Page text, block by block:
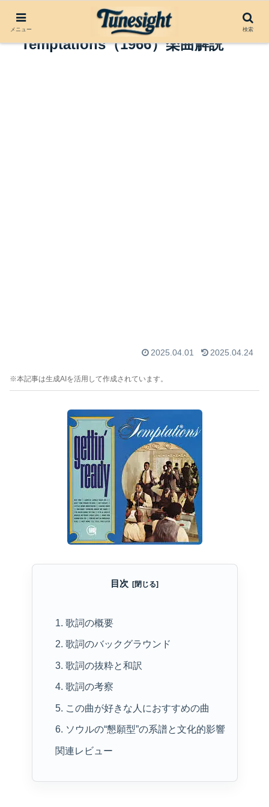
Ain’t Too Proud to Beg by The
Temptations（1966）楽曲解説
2025.04.01 2025.04.24
※本記事は生成AIを活用して作成されています。
目次
1. 歌詞の概要
2. 歌詞のバックグラウンド
3. 歌詞の抜粋と和訳
4. 歌詞の考察
5. この曲が好きな人におすすめの曲
6. ソウルの“懇願型”の系譜と文化的影響
関連レビュー
メニュー 検索